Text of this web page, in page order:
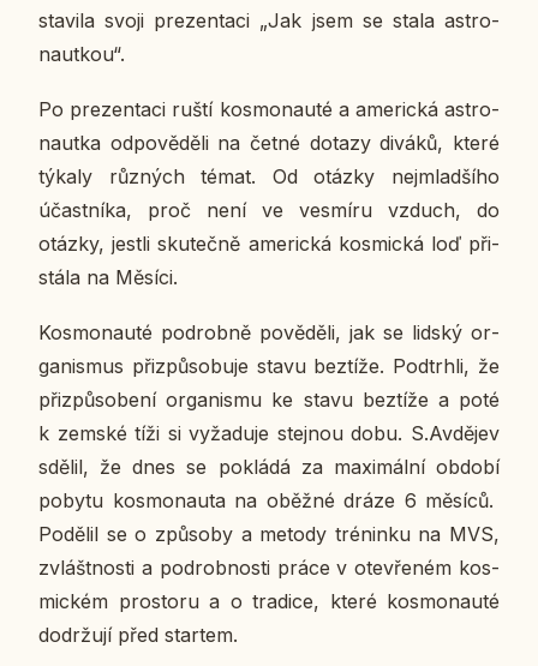
sta­vi­la svoji pre­zen­ta­ci „Jak jsem se stala as­t­ro­
naut­kou“.
Po pre­zen­ta­ci ruští kos­mo­nau­té a ame­ric­ká as­t­ro­
naut­ka od­po­vě­dě­li na četné dotazy diváků, které
týkaly růz­ných témat. Od otázky nejmlad­ší­ho
účast­ní­ka, proč není ve vesmí­ru vzduch, do
otázky, jestli sku­teč­ně ame­ric­ká kos­mic­ká loď při­
stá­la na Měsíci.
Kos­mo­nau­té po­drob­ně po­vě­dě­li, jak se lidský or­
ga­nis­mus při­způ­so­bu­je stavu bez­tí­že. Pod­trh­li, že
při­způ­so­be­ní or­ga­nis­mu ke stavu bez­tí­že a poté
k zemské tíži si vy­ža­du­je stej­nou dobu. S.Av­dě­jev
sdělil, že dnes se po­klá­dá za ma­xi­mál­ní období
pobytu kos­mo­nau­ta na oběžné dráze 6 měsíců.
Po­dě­lil se o způ­so­by a metody tré­nin­ku na MVS,
zvlášt­nos­ti a po­drob­nos­ti práce v ote­vře­ném kos­
mic­kém pro­sto­ru a o tra­di­ce, které kos­mo­nau­té
do­dr­žu­jí před star­tem.